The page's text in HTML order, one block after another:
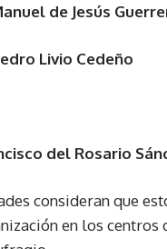
de Jesús
Livio Cedeño
del Rosario
consideran que
en los